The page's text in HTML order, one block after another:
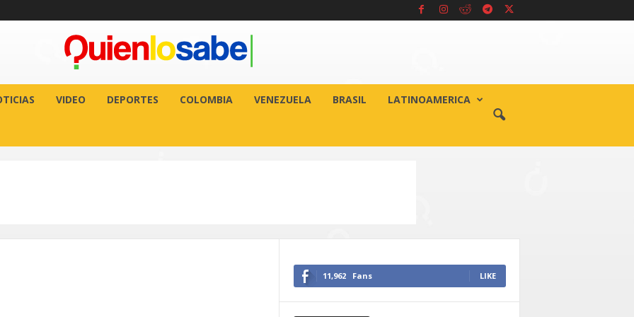
VIDEO DEPORTES COLOMBIA VENEZUELA BRASIL LATINOAMERICA
11,962 Fans LIKE